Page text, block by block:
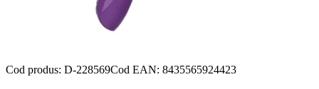
Cod produs: D-228569Cod EAN: 8435565924423